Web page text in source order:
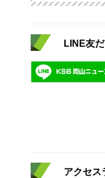
LINE友
アクセス